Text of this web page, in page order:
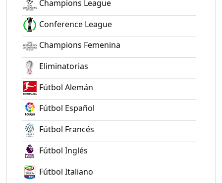
Champions League
Conference League
Champions Femenina
Eliminatorias
Fútbol Alemán
Fútbol Español
Fútbol Francés
Fútbol Inglés
Fútbol Italiano